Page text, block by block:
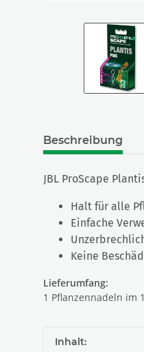
Beschreibung
JBL ProScape
Halt für alle
Einfache
Keine
Lieferumfang:
1 Pflanzennadeln im
Wert
Inhalt: